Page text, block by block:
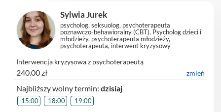
Sylwia Jurek
psycholog, seksuolog, psychoterapeuta
poznawczo-behawioralny (CBT), Psycholog dzieci i
młodzieży, psychoterapeuta młodzieży,
psychoterapeuta, interwent kryzysowy
Interwencja kryzysowa z psychoterapeutą
240.00 zł zmień
Najbliższy wolny termin: dzisiaj
15:00 18:00 19:00